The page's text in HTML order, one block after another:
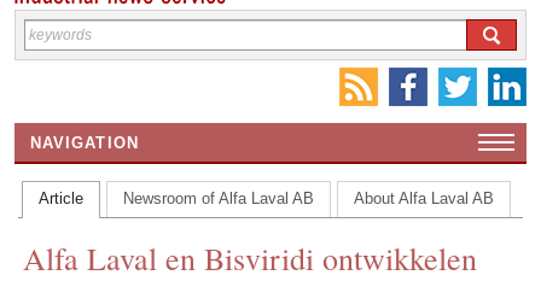
NAVIGATION
HOME
CONTACT US
INS MAIN WEBSITE
Article Newsroom of Alfa Laval AB About Alfa Laval AB
Alfa Laval en Bisviridi ontwikkelen